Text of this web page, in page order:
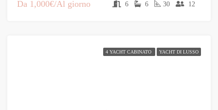
Da 1,000€/Al giorno 6 6 30 12
4 YACHT CABINATO YACHT DI LUSSO